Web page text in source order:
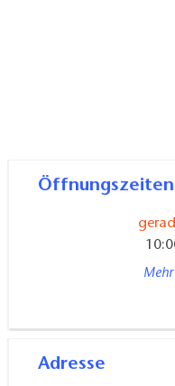
Öffnungszeiten
Adresse